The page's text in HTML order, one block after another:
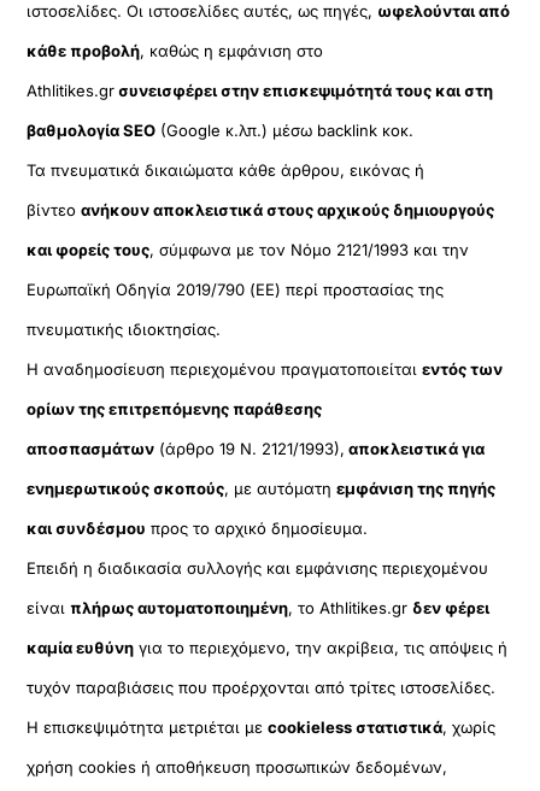
ιστοσελίδες. Οι ιστοσελίδες αυτές, ως πηγές, ωφελούνται από
κάθε προβολή, καθώς η εμφάνιση στο
Athlitikes.grσυνεισφέρει στην επισκεψιμότητά τους και στη
βαθμολογία SEO (Google κ.λπ.) μέσω backlink κοκ.
Τα πνευματικά δικαιώματα κάθε άρθρου, εικόνας ή
βίντεοανήκουν αποκλειστικά στους αρχικούς δημιουργούς
και φορείς τους, σύμφωνα με τον Νόμο 2121/1993 και την
Ευρωπαϊκή Οδηγία 2019/790 (ΕΕ) περί προστασίας της
πνευματικής ιδιοκτησίας.
Η αναδημοσίευση περιεχομένου πραγματοποιείταιεντός των
ορίων της επιτρεπόμενης παράθεσης
αποσπασμάτων (άρθρο 19 Ν. 2121/1993), αποκλειστικά για
ενημερωτικούς σκοπούς, με αυτόματηεμφάνιση της πηγής
και συνδέσμου προς το αρχικό δημοσίευμα.
Επειδή η διαδικασία συλλογής και εμφάνισης περιεχομένου
είναιπλήρως αυτοματοποιημένη, το Athlitikes.gr δεν φέρει
καμία ευθύνη για το περιεχόμενο, την ακρίβεια, τις απόψεις ή
τυχόν παραβιάσεις που προέρχονται από τρίτες ιστοσελίδες.
Η επισκεψιμότητα μετριέται μεcookieless στατιστικά, χωρίς
χρήση cookies ή αποθήκευση προσωπικών δεδομένων,